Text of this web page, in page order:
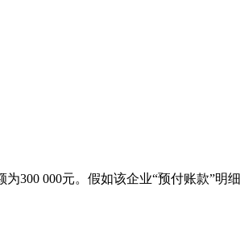
300 000元。假如该企业“预付账款”明